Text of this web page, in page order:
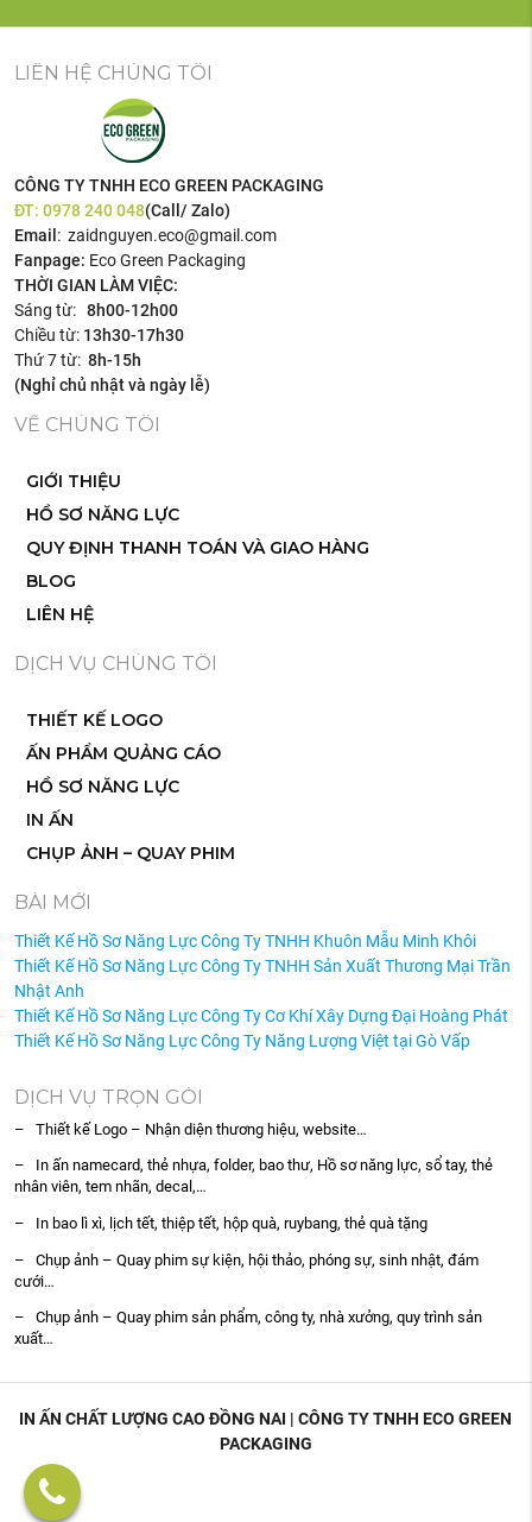
LIÊN HỆ CHÚNG TÔI
CÔNG TY TNHH ECO GREEN PACKAGING
ĐT:0978 240 048(Call/ Zalo)
Email : zaidnguyen.eco@gmail.com
Fanpage: Eco Green Packaging
THỜI GIAN LÀM VIỆC:
Sáng từ:8h00-12h00
Chiều từ: 13h30-17h30
Thứ 7 từ:8h-15h
(Nghỉ chủ nhật và ngày lễ)
VỀ CHÚNG TÔI
GIỚI THIỆU
HỒ SƠ NĂNG LỰC
QUY ĐỊNH THANH TOÁN VÀ GIAO HÀNG
BLOG
LIÊN HỆ
DỊCH VỤ CHÚNG TÔI
THIẾT KẾ LOGO
ẤN PHẨM QUẢNG CÁO
HỒ SƠ NĂNG LỰC
IN ẤN
CHỤP ẢNH – QUAY PHIM
BÀI MỚI
Thiết Kế Hồ Sơ Năng Lực Công Ty TNHH Khuôn Mẫu Minh Khôi
Thiết Kế Hồ Sơ Năng Lực Công Ty TNHH Sản Xuất Thương Mại Trần
Nhật Anh
Thiết Kế Hồ Sơ Năng Lực Công Ty Cơ Khí Xây Dựng Đại Hoàng Phát
Thiết Kế Hồ Sơ Năng Lực Công Ty Năng Lượng Việt tại Gò Vấp
DỊCH VỤ TRỌN GÓI
– Thiết kế Logo – Nhận diện thương hiệu, website…
– In ấn namecard, thẻ nhựa, folder, bao thư, Hồ sơ năng lực, sổ tay, thẻ
nhân viên, tem nhãn, decal,…
– In bao lì xì, lịch tết, thiệp tết, hộp quà, ruybang, thẻ quà tặng
– Chụp ảnh – Quay phim sự kiện, hội thảo, phóng sự, sinh nhật, đám
cưới…
– Chụp ảnh – Quay phim sản phẩm, công ty, nhà xưởng, quy trình sản
xuất…
IN ẤN CHẤT LƯỢNG CAO ĐỒNG NAI | CÔNG TY TNHH ECO GREEN
PACKAGING